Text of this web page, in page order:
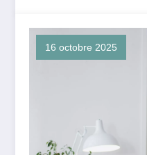
16 octobre 2025